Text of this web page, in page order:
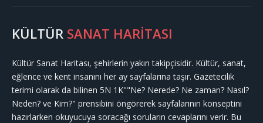
KÜLTÜR SANAT HARİTASI
Kültür Sanat Haritası, şehirlerin yakın takipçisidir. Kültür, sanat,
eğlence ve kent insanını her ay sayfalarına taşır. Gazetecilik
terimi olarak da bilinen 5N 1K""Ne? Nerede? Ne zaman? Nasıl?
Neden? ve Kim?" prensibini öngörerek sayfalarının konseptini
hazırlarken okuyucuya soracağı soruların cevaplarını verir. Bu